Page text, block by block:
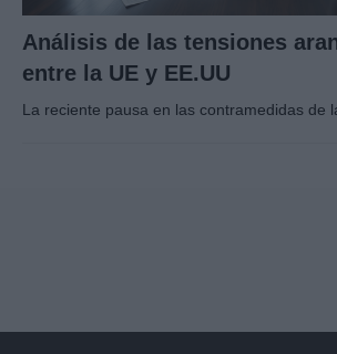
Análisis de las tensiones
entre la UE y EE.UU
La reciente pausa en las contramedidas de